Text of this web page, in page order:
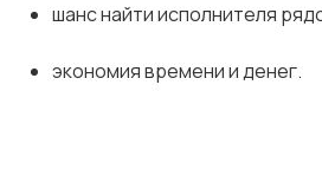
шанс найти исполнителя
экономия времени и денег.